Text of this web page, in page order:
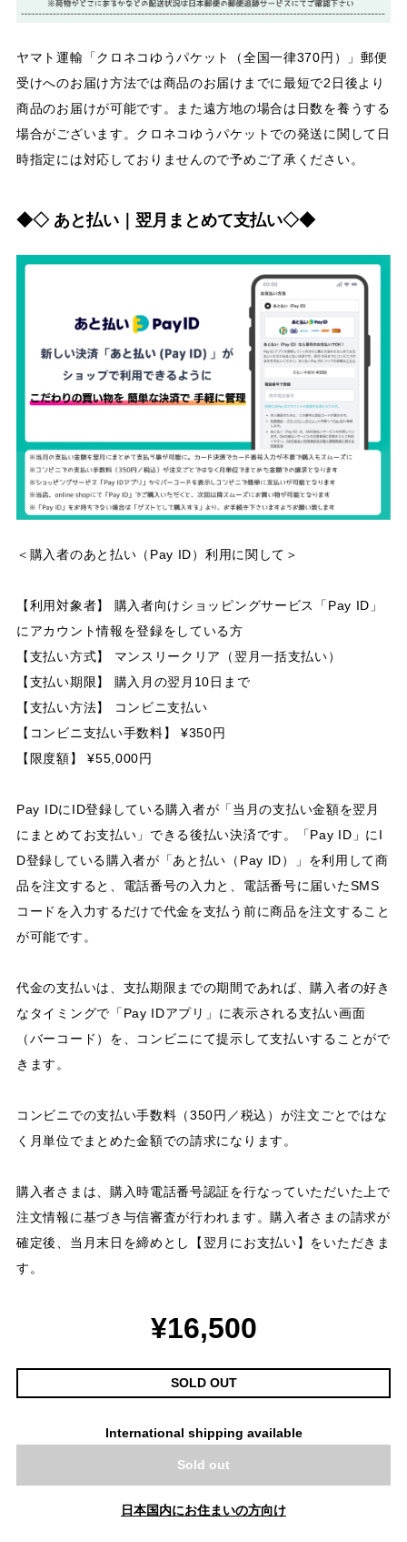
ヤマト運輸「クロネコゆうパケット（全国一律370円）」郵便
受けへのお届け方法では商品のお届けまでに最短で2日後より
商品のお届けが可能です。また遠方地の場合は日数を養うする
場合がございます。クロネコゆうパケットでの発送に関して日
時指定には対応しておりませんので予めご了承ください。
◆◇ あと払い｜翌月まとめて支払い◇◆
＜購入者のあと払い（Pay ID）利用に関して＞
【利用対象者】 購入者向けショッピングサービス「Pay ID」
にアカウント情報を登録をしている方
【支払い方式】 マンスリークリア（翌月一括支払い）
【支払い期限】 購入月の翌月10日まで
【支払い方法】 コンビニ支払い
【コンビニ支払い手数料】 ¥350円
【限度額】 ¥55,000円
Pay IDにID登録している購入者が「当月の支払い金額を翌月
にまとめてお支払い」できる後払い決済です。「Pay ID」にI
D登録している購入者が「あと払い（Pay ID）」を利用して商
品を注文すると、電話番号の入力と、電話番号に届いたSMS
コードを入力するだけで代金を支払う前に商品を注文すること
が可能です。
代金の支払いは、支払期限までの期間であれば、購入者の好き
なタイミングで「Pay IDアプリ」に表示される支払い画面
（バーコード）を、コンビニにて提示して支払いすることがで
きます。
コンビニでの支払い手数料（350円／税込）が注文ごとではな
く月単位でまとめた金額での請求になります。
購入者さまは、購入時電話番号認証を行なっていただいた上で
注文情報に基づき与信審査が行われます。購入者さまの請求が
確定後、当月末日を締めとし【翌月にお支払い】をいただきま
す。
¥16,500
SOLD OUT
International shipping available
Sold out
日本国内にお住まいの方向け